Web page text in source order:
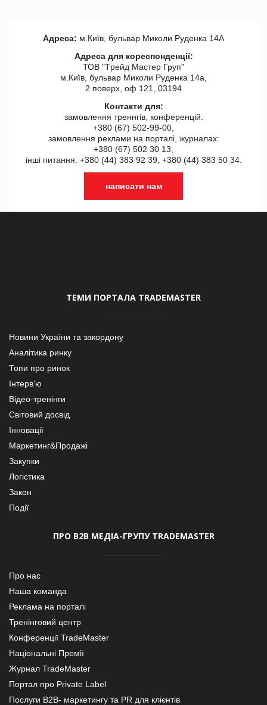
Адреса: м.Київ, бульвар Миколи Руденка 14А
Адреса для кореспонденції:
ТОВ "Tрейд Мастер Груп"
м.Київ, бульвар Миколи Руденка 14а,
2 поверх, оф 121, 03194
Контакти для:
замовлення треннгів, конференцій:
+380 (67) 502-99-00,
замовлення реклами на порталі, журналах:
+380 (67) 502 30 13,
інші питання: +380 (44) 383 92 39, +380 (44) 383 50 34.
написати нам
ТЕМИ ПОРТАЛА TRADEMASTER
Новини України та закордону
Аналітика ринку
Топи про ринок
Інтерв’ю
Відео-тренінги
Світовий досвід
Інновації
Маркетинг&Продажі
Закупки
Логістика
Закон
Події
ПРО В2В МЕДІА-ГРУПУ TRADEMASTER
Про нас
Наша команда
Реклама на порталі
Тренінговий центр
Конференції TradeMaster
Національні Премії
Журнал TradeMaster
Портал про Private Label
Послуги В2В- маркетингу та PR для клієнтів